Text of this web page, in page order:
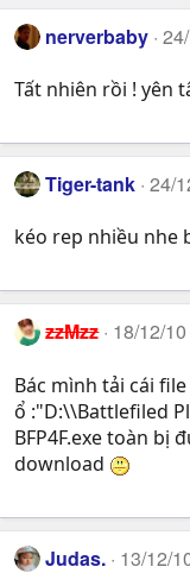
nerverbaby
Tất nhiên rồi ! yên
Tiger-tank 24/
kéo rep nhiều nhe
zzMzz 18/12/10
Bác mình tải cái
ổ :"D:\\Battlefiled
BFP4F.exe toàn bị
download
Judas. 13/12/